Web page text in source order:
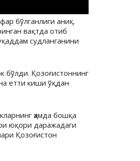
бўлганлиги аниқ.
вақтда отиб
судланганини
бўлди. Қозоғистоннинг
етти киши ўқдан
ҳамда бошқа
юқори даражадаги
Қозоғистон